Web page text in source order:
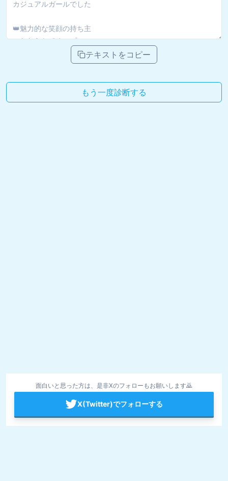
テキストをコピー
もう一度診断する
面白いと思った方は、是非Xのフォローもお願いします🙇
X(Twitter)でフォローする